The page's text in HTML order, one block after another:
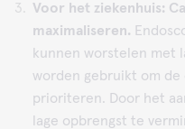
Voor het ziekenhuis:
maximaliseren.
kunnen worstelen met
worden gebruikt om
prioriteren. Door het
lage opbrengst te